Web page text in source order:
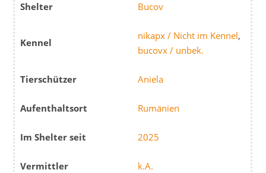
Shelter Bucov
Kennel
nikapx / Nicht im Kennel,
bucovx / unbek.
Tierschützer Aniela
Aufenthaltsort Rumänien
Im Shelter seit 2025
Vermittler k.A.